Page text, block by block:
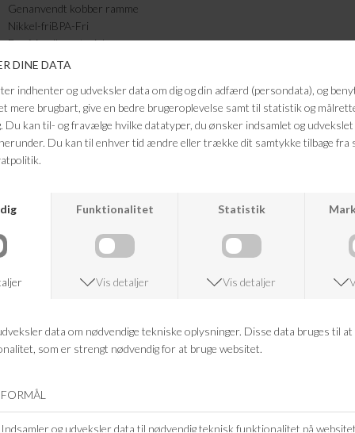
Genanvendt kobber ramme
Nikkel-friBPA-Fri
Eco friendly materiale
Mere end 50% genanvendte materialer
Lens – 54mm, bridge – 20mm, temples – 135mm
FRAGTFRI LEVERING
VED KØB OVER 500,-
14 DAGES RETURRET
+46 86 60 21 22
ANDRE KØBTE OGSÅ